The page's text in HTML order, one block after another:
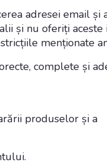
adresei email și
și nu oferiți
menționate
complete și
produselor și a